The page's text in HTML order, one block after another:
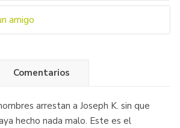
amigo
Comentarios
arrestan a Joseph K. sin que
hecho nada malo. Este es el